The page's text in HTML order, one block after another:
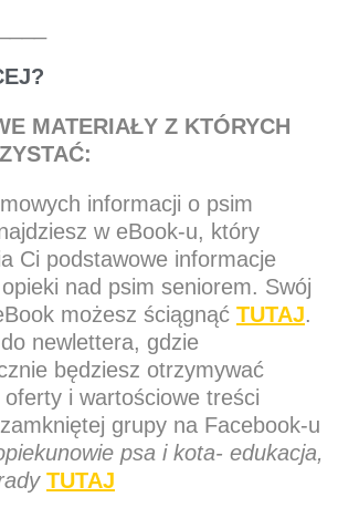
MATERIAŁY Z KTÓRYCH
informacji o psim
w eBook-u, który
Ci podstawowe informacje
nad psim seniorem. Swój
możesz ściągnąć TUTAJ.
newlettera, gdzie
będziesz otrzymywać
oferty i wartościowe treści
grupy na Facebook-u
psa i kota- edukacja,
TUTAJ